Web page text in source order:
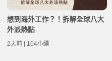
想到海外工作？！拆解全球八大
外派熱點
2天前 | 104小編